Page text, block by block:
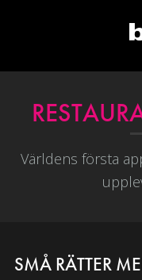
Världens första
SMÅ RÄTTER